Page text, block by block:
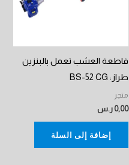
قاطعة العشب تعمل بالبنزين
طراز: BS-52 CG
متجر
0,00 ر.س
إضافة إلى السلة